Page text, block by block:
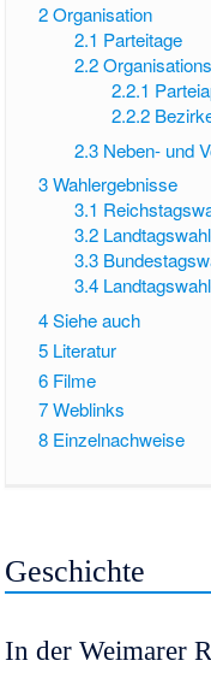
2Organisation
2.1 Parteitage
2.2
2.2.1
2.2.2
2.3 Neben- und
3Wahlergebnisse
3.1
3.2
3.3
3.4
4Siehe auch
5 Literatur
6 Filme
7Weblinks
8 Einzelnachweise
Geschichte
In der Weimarer